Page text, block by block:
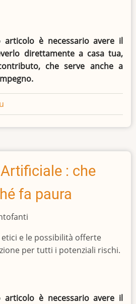
articolo è necessario avere il
direttamente a casa tua,
che serve anche a
Reale
su
: che
fa paura
e le possibilità offerte
per tutti i potenziali rischi.
articolo è necessario avere il